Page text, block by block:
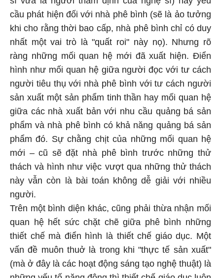
cầu phát hiện đối với nhà phê bình (sẽ là ảo tưởng
khi cho rằng thời bao cấp, nhà phê bình chỉ có duy
nhất một vai trò là "quất roi" này nọ). Nhưng rõ
ràng những mối quan hệ mới đã xuất hiện. Điển
hình như mối quan hệ giữa người đọc với tư cách
người tiêu thụ với nhà phê bình với tư cách người
sản xuất một sản phẩm tinh thần hay mối quan hệ
giữa các nhà xuất bản với nhu cầu quảng bá sản
phẩm và nhà phê bình có khả năng quảng bá sản
phẩm đó. Sự chằng chịt của những mối quan hệ
mới – cũ sẽ đặt nhà phê bình trước những thử
thách và hình như việc vượt qua những thử thách
này vẫn còn là bài toán không dễ giải với nhiều
người.
Trên một bình diện khác, cũng phải thừa nhận mối
quan hệ hết sức chặt chẽ giữa phê bình những
thiết chế mà điển hình là thiết chế giáo dục. Một
vấn đề muôn thuở là trong khi "thực tế sản xuất"
(mà ở đây là các hoạt động sáng tạo nghệ thuật) là